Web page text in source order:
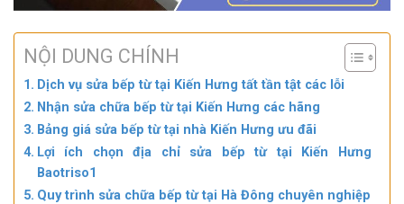
NỘI DUNG CHÍNH
Dịch vụ sửa bếp từ tại Kiến Hưng tất tần tật các lỗi
Nhận sửa chữa bếp từ tại Kiến Hưng các hãng
Bảng giá sửa bếp từ tại nhà Kiến Hưng ưu đãi
Lợi ích chọn địa chỉ sửa bếp từ tại Kiến Hưng
Baotriso1
Quy trình sửa chữa bếp từ tại Hà Đông chuyên nghiệp